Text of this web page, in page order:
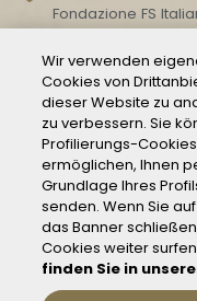
Fondazione FS
00161 Roma
KONTAKT
Wir verwenden
Cookies von
dieser Website zu
zu verbessern. Sie
Profilierungs-
ermöglichen, Ihnen
Grundlage Ihres
senden. Wenn Sie
das Banner
Cookies weiter
finden Sie in